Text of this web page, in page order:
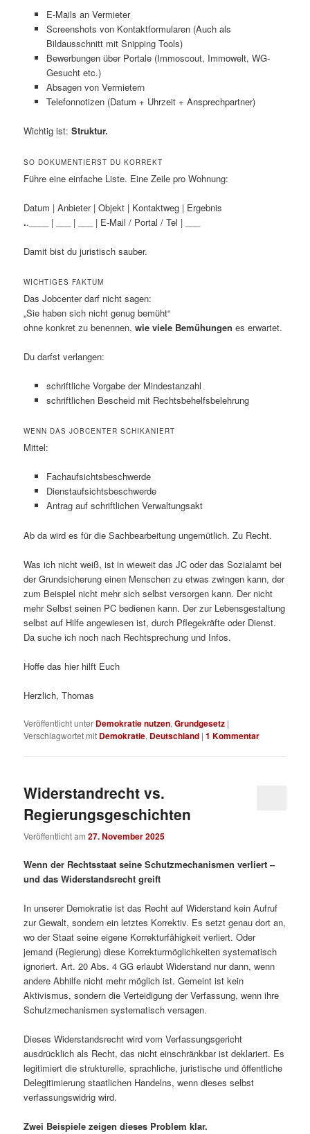
E-Mails an Vermieter
Screenshots von Kontaktformularen (Auch als
Bildausschnitt mit Snipping Tools)
Bewerbungen über Portale (Immoscout, Immowelt, WG-
Gesucht etc.)
Absagen von Vermietern
Telefonnotizen (Datum + Uhrzeit + Ansprechpartner)
Wichtig ist:Struktur.
SO DOKUMENTIERST DU KORREKT
Führe eine einfache Liste. Eine Zeile pro Wohnung:
Datum | Anbieter | Objekt | Kontaktweg | Ergebnis
..____ | ___ | ___ | E-Mail / Portal / Tel | ___
Damit bist du juristisch sauber.
WICHTIGES FAKTUM
Das Jobcenter darf nicht sagen:
„Sie haben sich nicht genug bemüht“
ohne konkret zu benennen,wie viele Bemühungen es erwartet.
Du darfst verlangen:
schriftliche Vorgabe der Mindestanzahl
schriftlichen Bescheid mit Rechtsbehelfsbelehrung
WENN DAS JOBCENTER SCHIKANIERT
Mittel:
Fachaufsichtsbeschwerde
Dienstaufsichtsbeschwerde
Antrag auf schriftlichen Verwaltungsakt
Ab da wird es für die Sachbearbeitung ungemütlich. Zu Recht.
Was ich nicht weiß, ist in wieweit das JC oder das Sozialamt bei
der Grundsicherung einen Menschen zu etwas zwingen kann, der
zum Beispiel nicht mehr sich selbst versorgen kann. Der nicht
mehr Selbst seinen PC bedienen kann. Der zur Lebensgestaltung
selbst auf Hilfe angewiesen ist, durch Pflegekräfte oder Dienst.
Da suche ich noch nach Rechtsprechung und Infos.
Hoffe das hier hilft Euch
Herzlich, Thomas
Veröffentlicht unter Demokratie nutzen,Grundgesetz |
Verschlagwortet mit Demokratie, Deutschland |1 Kommentar
Widerstandrecht vs.
Regierungsgeschichten
Veröffentlicht am27. November 2025
Wenn der Rechtsstaat seine Schutzmechanismen verliert –
und das Widerstandsrecht greift
In unserer Demokratie ist das Recht auf Widerstand kein Aufruf
zur Gewalt, sondern ein letztes Korrektiv. Es setzt genau dort an,
wo der Staat seine eigene Korrekturfähigkeit verliert. Oder
jemand (Regierung) diese Korrekturmöglichkeiten systematisch
ignoriert. Art. 20 Abs. 4 GG erlaubt Widerstand nur dann, wenn
andere Abhilfe nicht mehr möglich ist. Gemeint ist kein
Aktivismus, sondern die Verteidigung der Verfassung, wenn ihre
Schutzmechanismen systematisch versagen.
Dieses Widerstandsrecht wird vom Verfassungsgericht
ausdrücklich als Recht, das nicht einschränkbar ist deklariert. Es
legitimiert die strukturelle, sprachliche, juristische und öffentliche
Delegitimierung staatlichen Handelns, wenn dieses selbst
verfassungswidrig wird.
Zwei Beispiele zeigen dieses Problem klar.